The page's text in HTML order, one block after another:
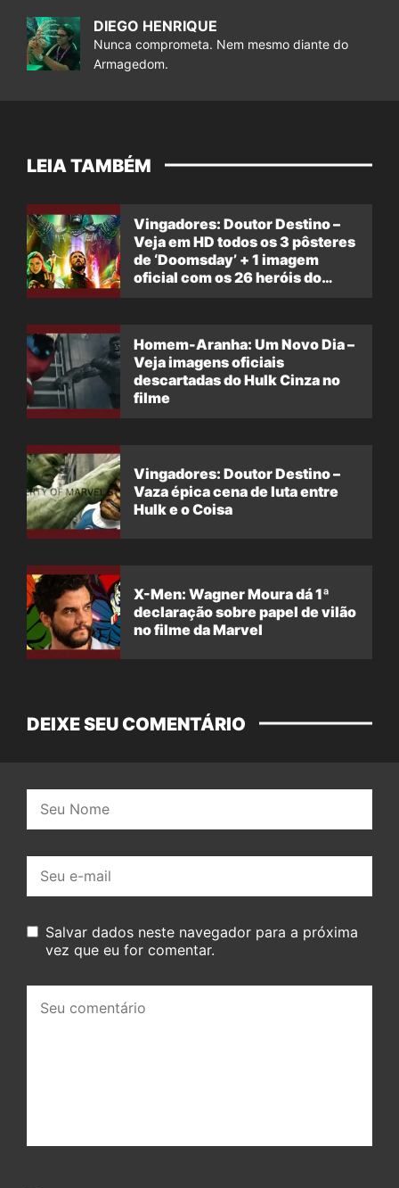
DIEGO HENRIQUE
Nunca comprometa. Nem mesmo diante do
Armagedom.
LEIA TAMBÉM
Vingadores: Doutor Destino –
Veja em HD todos os 3 pôsteres
de ‘Doomsday’ + 1 imagem
oficial com os 26 heróis do
Homem-Aranha: Um Novo Dia –
Veja imagens oficiais
descartadas do Hulk Cinza no
filme
Vingadores: Doutor Destino –
Vaza épica cena de luta entre
Hulk e o Coisa
X-Men: Wagner Moura dá 1ª
declaração sobre papel de vilão
no filme da Marvel
DEIXE SEU COMENTÁRIO
mail:
Salvar dados neste navegador para a próxima
vez que eu for comentar.
comentário: